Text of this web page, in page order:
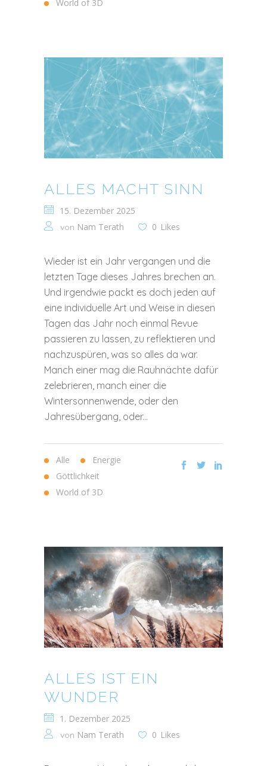
World of 3D
ALLES MACHT SINN
15. Dezember 2025
von Nam Terath 0 Likes
Wieder ist ein Jahr vergangen und die
letzten Tage dieses Jahres brechen an.
Und irgendwie packt es doch jeden auf
eine individuelle Art und Weise in diesen
Tagen das Jahr noch einmal Revue
passieren zu lassen, zu reflektieren und
nachzuspüren, was so alles da war.
Manch einer mag die Rauhnächte dafür
zelebrieren, manch einer die
Wintersonnenwende, oder den
Jahresübergang, oder...
Alle
Energie
Göttlichkeit
World of 3D
ALLES IST EIN
WUNDER
1. Dezember 2025
von Nam Terath 0 Likes